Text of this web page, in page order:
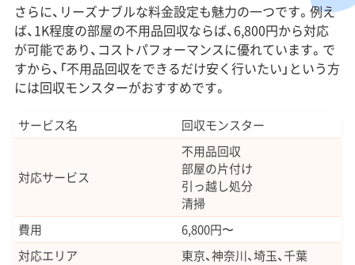
さらに、リーズナブルな料金設定も魅力の一つです。例え
ば、1K程度の部屋の不用品回収ならば、6,800円から対応
が可能であり、コストパフォーマンスに優れています。で
すから、「不用品回収をできるだけ安く行いたい」という方
には回収モンスターがおすすめです。
サービス名 回収モンスター
対応サービス
不用品回収
部屋の片付け
引っ越し処分
清掃
費用
6,800円〜
対応エリア
東京、神奈川、埼玉、千葉